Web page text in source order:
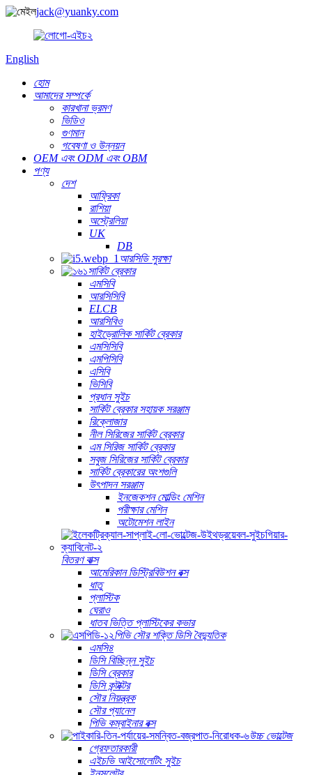
jack@yuanky.com
English
হোম
আমাদের সম্পর্কে
কারখানা ভ্রমণ
ভিডিও
গুণমান
গবেষণা ও উন্নয়ন
OEM এবং ODM এবং OBM
পণ্য
দেশ
আফ্রিকা
রাশিয়া
অস্ট্রেলিয়া
UK
DB
আরসিডি সুরক্ষা
সার্কিট ব্রেকার
এমসিবি
আরসিসিবি
ELCB
আরসিবিও
হাইড্রোলিক সার্কিট ব্রেকার
এমসিসিবি
এমপিসিবি
এসিবি
ভিসিবি
প্রধান সুইচ
সার্কিট ব্রেকার সহায়ক সরঞ্জাম
রিক্লোজার
নীল সিরিজের সার্কিট ব্রেকার
এম সিরিজ সার্কিট ব্রেকার
সবুজ সিরিজের সার্কিট ব্রেকার
সার্কিট ব্রেকারের অংশগুলি
উৎপাদন সরঞ্জাম
ইনজেকশন মোল্ডিং মেশিন
পরীক্ষার মেশিন
অটোমেশন লাইন
বিতরণ বাক্স
আমেরিকান ডিস্ট্রিবিউশন বক্স
ধাতু
প্লাস্টিক
ঘেরাও
ধাতব ভিত্তি প্লাস্টিকের কভার
পিভি সৌর শক্তি ডিসি বৈদ্যুতিক
এমসি৪
ডিসি বিচ্ছিন্ন সুইচ
ডিসি ব্রেকার
ডিসি কন্টাক্টর
সৌর নিয়ন্ত্রক
সৌর প্যানেল
পিভি কম্বাইনার বক্স
উচ্চ ভোল্টেজ
গ্রেফতারকারী
এইচভি আইসোলেটিং সুইচ